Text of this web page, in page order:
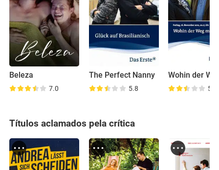
Beleza
7.0
The Perfect Nanny
5.8 5.7
Títulos aclamados pela crítica